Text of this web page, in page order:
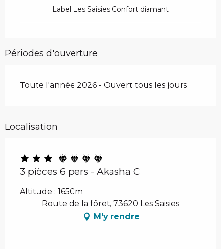
Label Les Saisies Confort diamant
Périodes d'ouverture
Toute l'année 2026 - Ouvert tous les jours
Localisation
3 pièces 6 pers - Akasha C
Altitude : 1650m
Route de la fôret, 73620 Les Saisies
M'y rendre